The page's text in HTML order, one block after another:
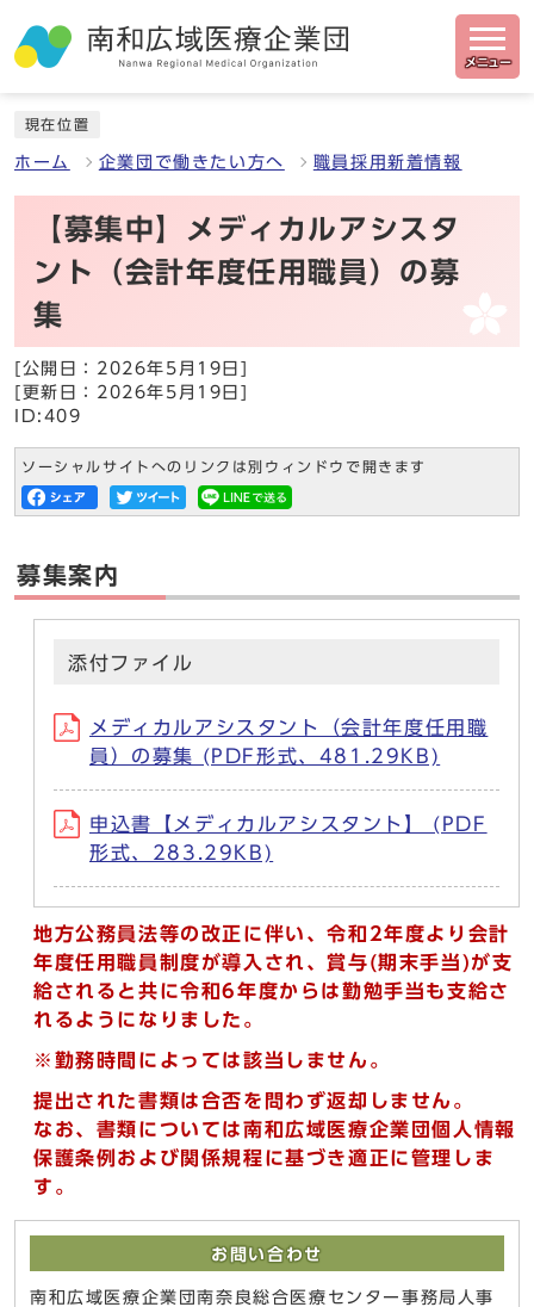
メニュー
現在位置
ホーム 企業団で働きたい方へ 職員採用新着情報
【募集中】メディカルアシスタ
ント（会計年度任用職員）の募
集
[公開日：2026年5月19日]
[更新日：2026年5月19日]
ID:409
ソーシャルサイトへのリンクは別ウィンドウで開きます
募集案内
添付ファイル
メディカルアシスタント（会計年度任用職
員）の募集 (PDF形式、481.29KB)
申込書【メディカルアシスタント】 (PDF
形式、283.29KB)
地方公務員法等の改正に伴い、令和2年度より会計
年度任用職員制度が導入され、賞与(期末手当)が支
給されると共に令和6年度からは勤勉手当も支給さ
れるようになりました。
※勤務時間によっては該当しません。
提出された書類は合否を問わず返却しません。
なお、書類については南和広域医療企業団個人情報
保護条例および関係規程に基づき適正に管理しま
す。
お問い合わせ
南和広域医療企業団南奈良総合医療センター事務局人事